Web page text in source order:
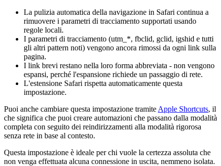
La pulizia automatica della navigazione in Safari continua a
rimuovere i parametri di tracciamento supportati usando
regole locali.
I parametri di tracciamento (utm_*, fbclid, gclid, igshid e tutti
gli altri pattern noti) vengono ancora rimossi da ogni link sulla
pagina.
I link brevi restano nella loro forma abbreviata - non vengono
espansi, perché l'espansione richiede un passaggio di rete.
L'estensione Safari rispetta automaticamente questa
impostazione.
Puoi anche cambiare questa impostazione tramite Apple Shortcuts, il
che significa che puoi creare automazioni che passano dalla modalità
completa con seguito dei reindirizzamenti alla modalità rigorosa
senza rete in base al contesto.
Questa impostazione è ideale per chi vuole la certezza assoluta che
non venga effettuata alcuna connessione in uscita, nemmeno isolata.